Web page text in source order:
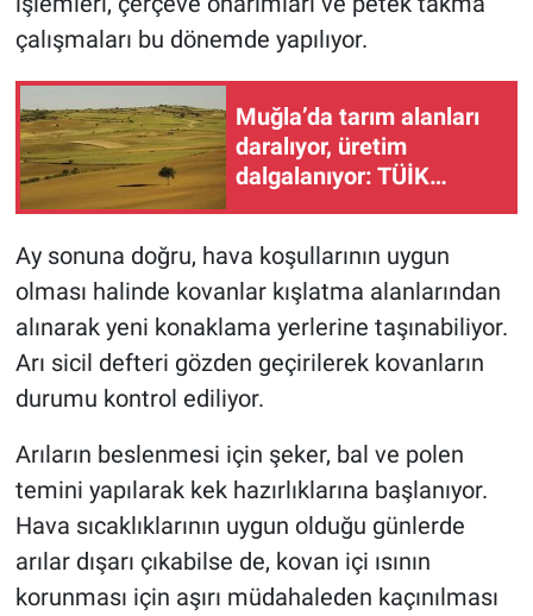
çalışmaları bu dönemde yapılıyor.
Muğla’da tarım alanları
daralıyor, üretim
dalgalanıyor: TÜİK
Ay sonuna doğru, hava koşullarının uygun
olması halinde kovanlar kışlatma alanlarından
alınarak yeni konaklama yerlerine taşınabiliyor.
Arı sicil defteri gözden geçirilerek kovanların
durumu kontrol ediliyor.
Arıların beslenmesi için şeker, bal ve polen
temini yapılarak kek hazırlıklarına başlanıyor.
Hava sıcaklıklarının uygun olduğu günlerde
arılar dışarı çıkabilse de, kovan içi ısının
korunması için aşırı müdahaleden kaçınılması